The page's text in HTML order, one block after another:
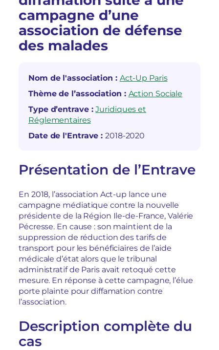
campagne d’une
association de défense
des malades
Nom de l'association : Act-Up Paris
Thème de l’association : Action Sociale
Type d’entrave :Juridiques et
Réglementaires
Date de l'Entrave : 2018-2020
Présentation de l’Entrave
En 2018, l’association Act-up lance une
campagne médiatique contre la nouvelle
présidente de la Région Ile-de-France, Valérie
Pécresse. En cause : son maintient de la
suppression de réduction des tarifs de
transport pour les bénéficiaires de l’aide
médicale d’état alors que le tribunal
administratif de Paris avait retoqué cette
mesure. En réponse à cette campagne, l’élue
porte plainte pour diffamation contre
l’association.
Description complète du
cas